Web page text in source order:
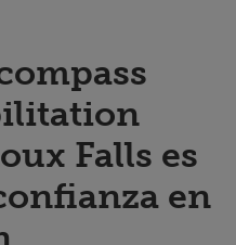
Falls es
en